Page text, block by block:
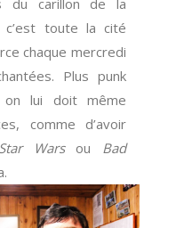
du carillon de la
c’est toute la cité
chaque mercredi
Plus punk
on lui doit même
comme d’avoir
Star Warsou Bad